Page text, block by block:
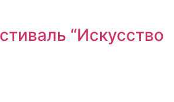
“Искусство